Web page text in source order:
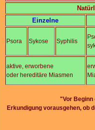
Einzelne
Psora Sykose Syphilis
aktive, erworbene
oder hereditäre Miasmen
"Vor Beginn
Erkundigung vorausgehen, ob